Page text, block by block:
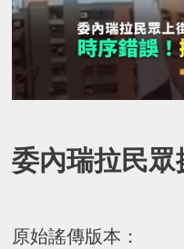
委內瑞拉民眾
原始謠傳版本：